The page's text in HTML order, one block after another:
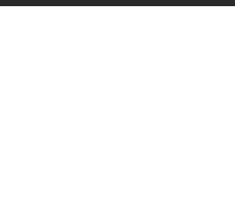
了しました | LINE占い